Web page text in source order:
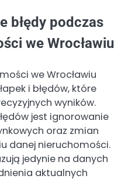
błędy podczas
we Wrocławiu
we Wrocławiu
i błędów, które
wyników.
jest ignorowanie
oraz zmian
danej nieruchomości.
jedynie na danych
aktualnych